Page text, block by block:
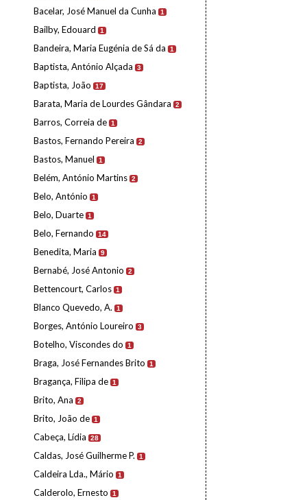
Bacelar, José Manuel da Cunha 1
Bailby, Edouard 1
Bandeira, Maria Eugénia de Sá da 1
Baptista, António Alçada 3
Baptista, João 17
Barata, Maria de Lourdes Gândara 2
Barros, Correia de 1
Bastos, Fernando Pereira 2
Bastos, Manuel 1
Belém, António Martins 2
Belo, António 1
Belo, Duarte 1
Belo, Fernando 14
Benedita, Maria 9
Bernabé, José Antonio 2
Bettencourt, Carlos 1
Blanco Quevedo, A. 1
Borges, António Loureiro 3
Botelho, Viscondes do 1
Braga, José Fernandes Brito 1
Bragança, Filipa de 1
Brito, Ana 2
Brito, João de 1
Cabeça, Lídia 28
Caldas, José Guilherme P. 1
Caldeira Lda., Mário 1
Calderolo, Ernesto 1